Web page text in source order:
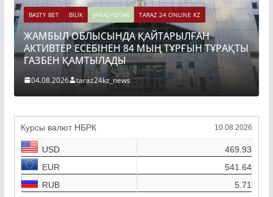
BASTY BET BILİK JAŃALYQTAR TARAZ 24 ONLINE KZ
ЖАМБЫЛ ОБЛЫСЫНДА ҚАЙТАРЫЛҒАН
АКТИВТЕР ЕСЕБІНЕН 84 МЫҢ ТҰРҒЫН ТҰРАҚТЫ
ГАЗБЕН ҚАМТЫЛАДЫ
04.08.2026 taraz24kz_news
Курсы валют НБРК 10.08.2026
USD
469.93
EUR
541.64
RUB
5.71